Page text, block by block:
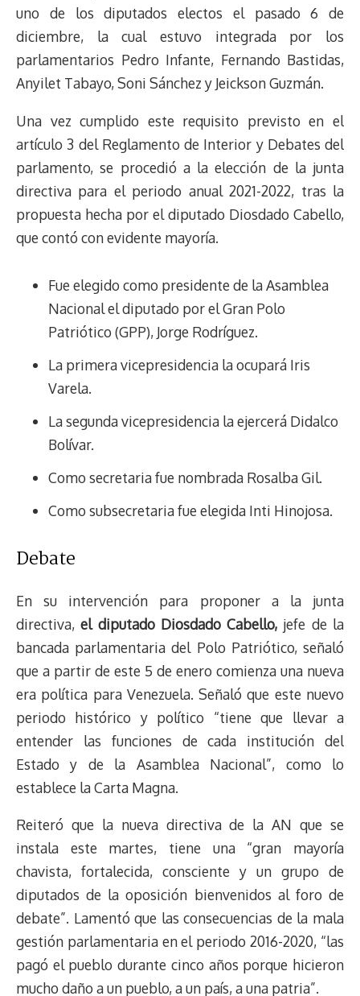
uno de los diputados electos el pasado 6 de
diciembre, la cual estuvo integrada por los
parlamentarios Pedro Infante, Fernando Bastidas,
Anyilet Tabayo, Soni Sánchez y Jeickson Guzmán.
Una vez cumplido este requisito previsto en el
artículo 3 del Reglamento de Interior y Debates del
parlamento, se procedió a la elección de la junta
directiva para el periodo anual 2021-2022, tras la
propuesta hecha por el diputado Diosdado Cabello,
que contó con evidente mayoría.
Fue elegido como presidente de la Asamblea
Nacional el diputado por el Gran Polo
Patriótico (GPP), Jorge Rodríguez.
La primera vicepresidencia la ocupará Iris
Varela.
La segunda vicepresidencia la ejercerá Didalco
Bolívar.
Como secretaria fue nombrada Rosalba Gil.
Como subsecretaria fue elegida Inti Hinojosa.
Debate
En su intervención para proponer a la junta
directiva,el diputado Diosdado Cabello, jefe de la
bancada parlamentaria del Polo Patriótico, señaló
que a partir de este 5 de enero comienza una nueva
era política para Venezuela. Señaló que este nuevo
periodo histórico y político “tiene que llevar a
entender las funciones de cada institución del
Estado y de la Asamblea Nacional”, como lo
establece la Carta Magna.
Reiteró que la nueva directiva de la AN que se
instala este martes, tiene una “gran mayoría
chavista, fortalecida, consciente y un grupo de
diputados de la oposición bienvenidos al foro de
debate”. Lamentó que las consecuencias de la mala
gestión parlamentaria en el periodo 2016-2020, “las
pagó el pueblo durante cinco años porque hicieron
mucho daño a un pueblo, a un país, a una patria”.